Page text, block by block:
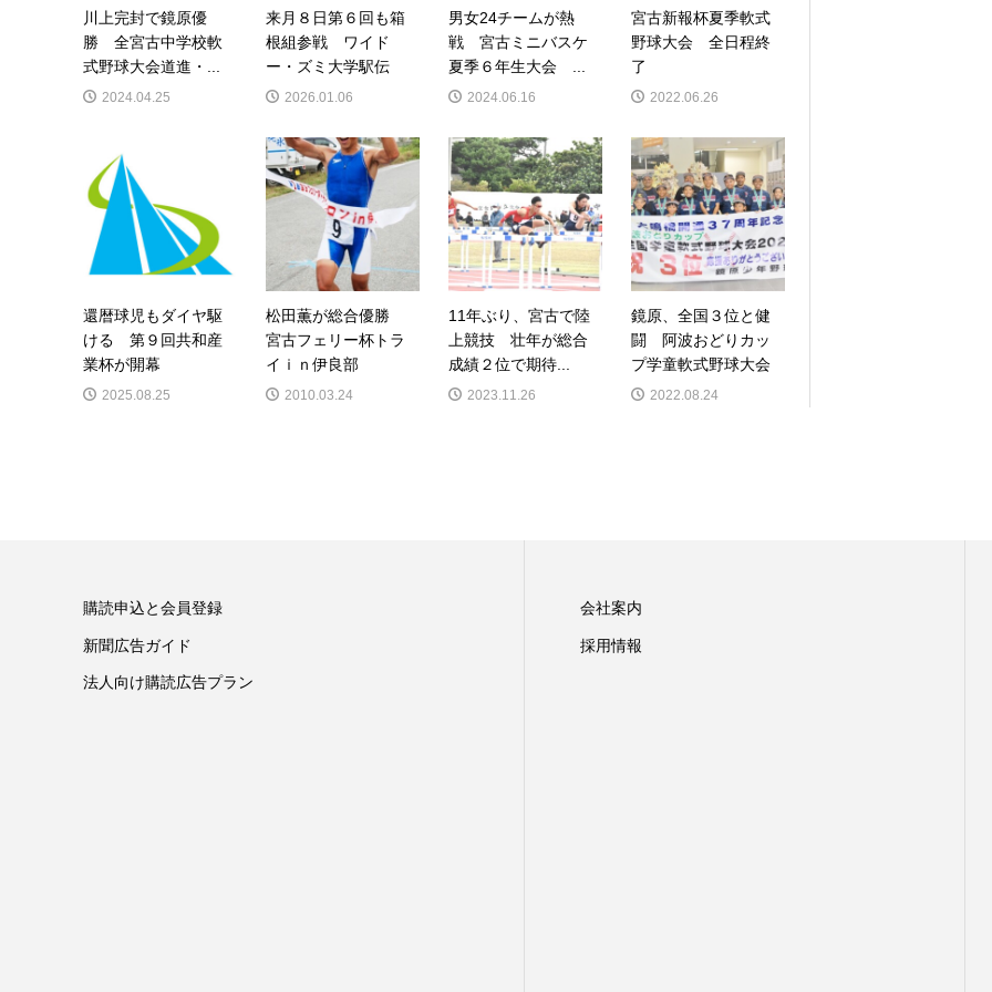
川上完封で鏡原優
勝 全宮古中学校軟
式野球大会道進・...
2024.04.25
来月８日第６回も箱
根組参戦 ワイド
ー・ズミ大学駅伝
2026.01.06
男女24チームが熱
戦 宮古ミニバスケ
夏季６年生大会 ...
2024.06.16
宮古新報杯夏季軟式
野球大会 全日程終
了
2022.06.26
還暦球児もダイヤ駆
ける 第９回共和産
業杯が開幕
2025.08.25
松田薫が総合優勝
宮古フェリー杯トラ
イｉｎ伊良部
2010.03.24
11年ぶり、宮古で陸
上競技 壮年が総合
成績２位で期待...
2023.11.26
鏡原、全国３位と健
闘 阿波おどりカッ
プ学童軟式野球大会
2022.08.24
購読申込と会員登録
新聞広告ガイド
法人向け購読広告プラン
会社案内
採用情報